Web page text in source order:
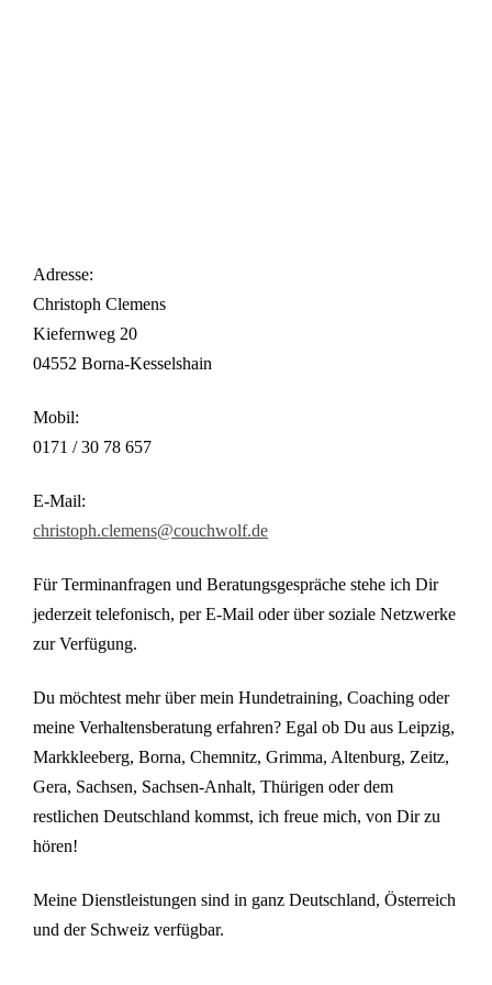
Adresse:
Christoph Clemens
Kiefernweg 20
04552 Borna-Kesselshain
Mobil:
0171 / 30 78 657
E-Mail:
christoph.clemens@couchwolf.de
Für Terminanfragen und Beratungsgespräche stehe ich Dir
jederzeit telefonisch, per E-Mail oder über soziale Netzwerke
zur Verfügung.
Du möchtest mehr über mein Hundetraining, Coaching oder
meine Verhaltensberatung erfahren? Egal ob Du aus Leipzig,
Markkleeberg, Borna, Chemnitz, Grimma, Altenburg, Zeitz,
Gera, Sachsen, Sachsen-Anhalt, Thürigen oder dem
restlichen Deutschland kommst, ich freue mich, von Dir zu
hören!
Meine Dienstleistungen sind in ganz Deutschland, Österreich
und der Schweiz verfügbar.